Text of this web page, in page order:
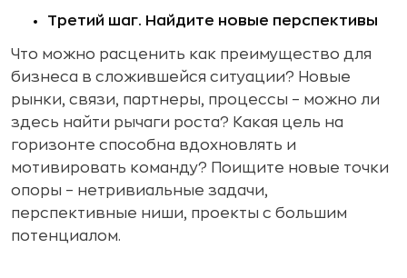
Третий шаг. Найдите новые перспективы
Что можно расценить как преимущество для
бизнеса в сложившейся ситуации? Новые
рынки, связи, партнеры, процессы – можно ли
здесь найти рычаги роста? Какая цель на
горизонте способна вдохновлять и
мотивировать команду? Поищите новые точки
опоры – нетривиальные задачи,
перспективные ниши, проекты с большим
потенциалом.